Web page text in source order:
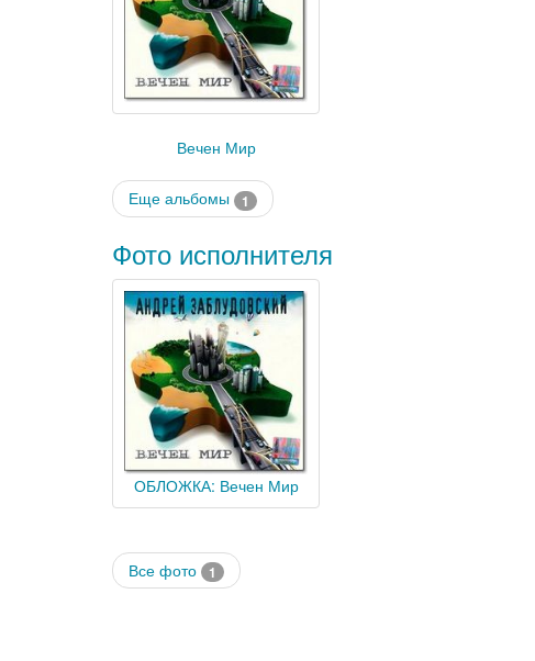
Вечен Мир
Еще альбомы 1
Фото исполнителя
ОБЛОЖКА: Вечен Мир
Все фото 1